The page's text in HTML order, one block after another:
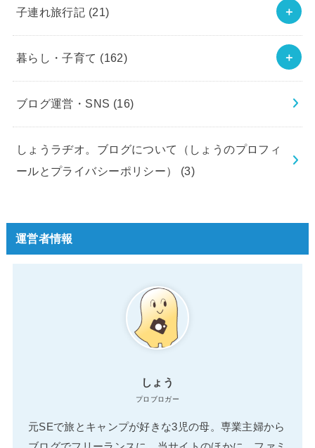
子連れ旅行記 (21)
暮らし・子育て (162)
ブログ運営・SNS (16)
しょうラヂオ。ブログについて（しょうのプロフィ
ールとプライバシーポリシー） (3)
運営者情報
しょう
プロブロガー
元SEで旅とキャンプが好きな3児の母。専業主婦から